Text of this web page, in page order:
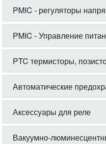
PMIC - регуляторы
PMIC - Управление
PTC термисторы,
Автоматические
Аксессуары для реле
Вакуумно-